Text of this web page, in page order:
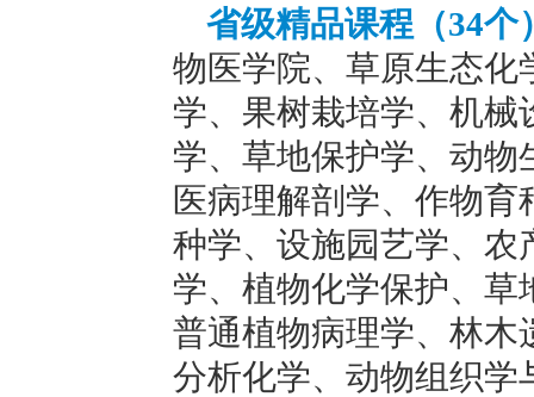
省级精品课程（34个
物医学院、草原生态化
学、果树栽培学、机
学、草地保护学、动
医病理解剖学、作物
种学、设施园艺学、农
学、植物化学保护、
普通植物病理学、林木
分析化学、动物组织学